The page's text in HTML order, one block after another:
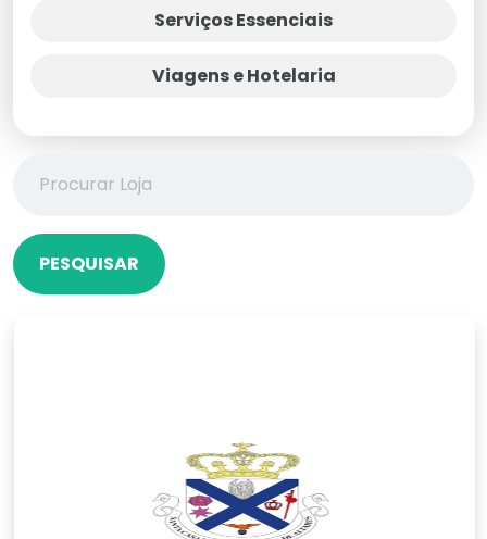
Serviços Essenciais
Viagens e Hotelaria
PESQUISAR